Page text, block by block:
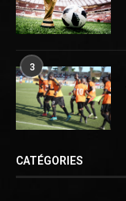
3
CATÉGORIES